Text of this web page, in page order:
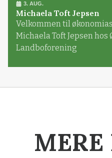
3. AUG.
Michaela Toft Jepsen
Velkommen til
Michaela Toft Jepsen
Landboforening